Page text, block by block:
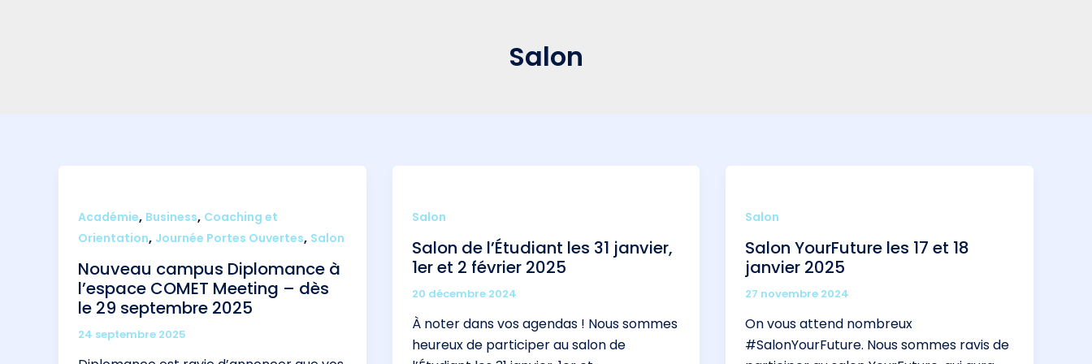
Salon
Académie, Business, Coaching et
Orientation, Journée Portes Ouvertes, Salon
Nouveau campus Diplomance à
l’espace COMET Meeting – dès
le 29 septembre 2025
24 septembre 2025
Salon
Salon de l’Étudiant les 31 janvier,
1er et 2 février 2025
20 décembre 2024
À noter dans vos agendas ! Nous sommes
heureux de participer au salon de
Salon
Salon YourFuture les 17 et 18
janvier 2025
27 novembre 2024
On vous attend nombreux
#SalonYourFuture. Nous sommes ravis de